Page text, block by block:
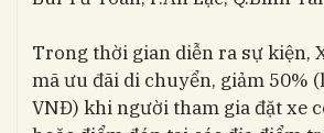
Trong thời gian diễn ra sự kiện,
mã ưu đãi di chuyển, giảm 50%
VNĐ) khi người tham gia đặt xe